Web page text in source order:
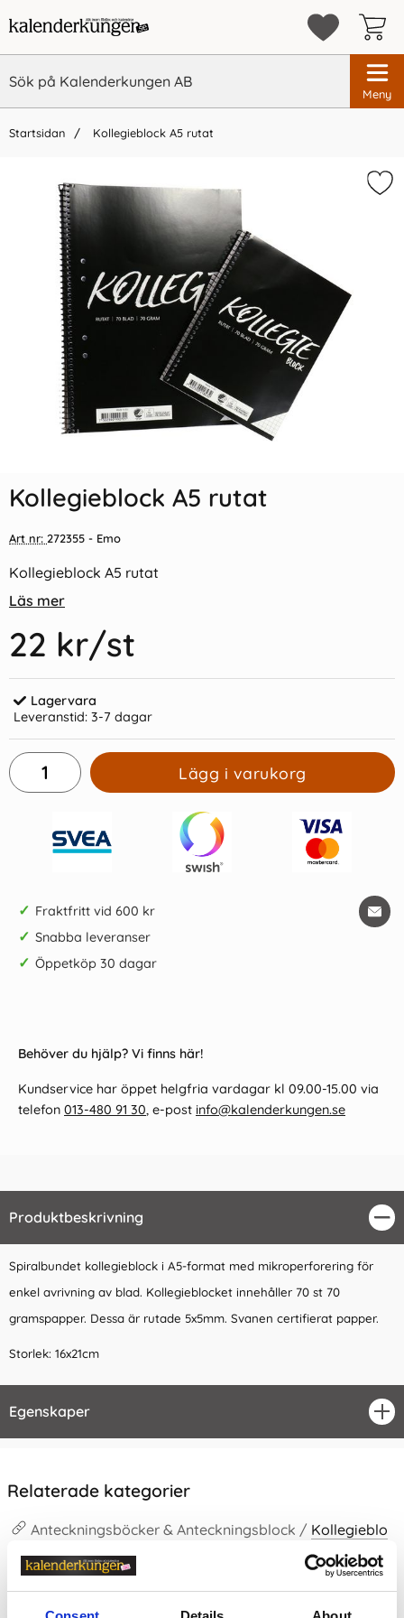
Meny
Startsidan Kollegieblock A5 rutat
Vi rekommenderar
55 kr/st
Kollegieblock A5 rutat
Art nr: 272355 - Emo
Kollegieblock A5 rutat
Läs mer
22 kr/st
Lagervara
Leveranstid: 3-7 dagar
Lägg i varukorg
✓ Fraktfritt vid 600 kr
✓ Snabba leveranser
✓ Öppetköp 30 dagar
Behöver du hjälp? Vi finns här!
Kundservice har öppet helgfria vardagar kl 09.00-15.00 via
telefon 013-480 91 30, e-post info@kalenderkungen.se
Produktbeskrivning
Spiralbundet kollegieblock i A5-format med mikroperforering för
enkel avrivning av blad. Kollegieblocket innehåller 70 st 70
gramspapper. Dessa är rutade 5x5mm. Svanen certifierat papper.
Storlek: 16x21cm
Egenskaper
Relaterade kategorier
Anteckningsböcker & Anteckningsblock / Kollegieblo
Anteckningsböcker & Anteckningsblock
Anteckningsböcker & Anteckningsblock / Rutade Ant